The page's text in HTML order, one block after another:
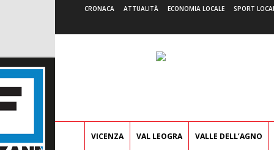
CRONACA ATTUALITÀ ECONOMIA LOCALE SPORT
VICENZA VAL LEOGRA VALLE DELL’AGNO